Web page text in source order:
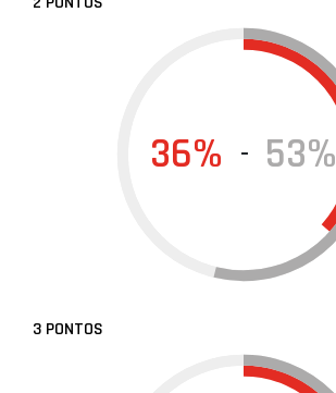
36% - 53%
3 PONTOS